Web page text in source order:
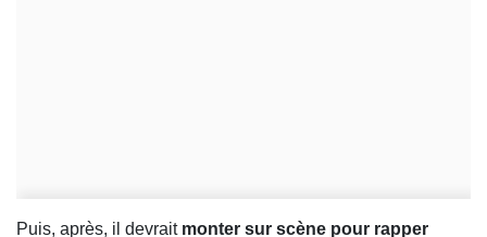
Puis, après, il devrait monter sur scène pour rapper